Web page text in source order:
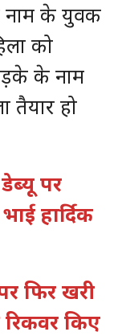
नाम के युवक
को
के नाम
तैयार हो
पर
हार्दिक
फिर खरी
किए